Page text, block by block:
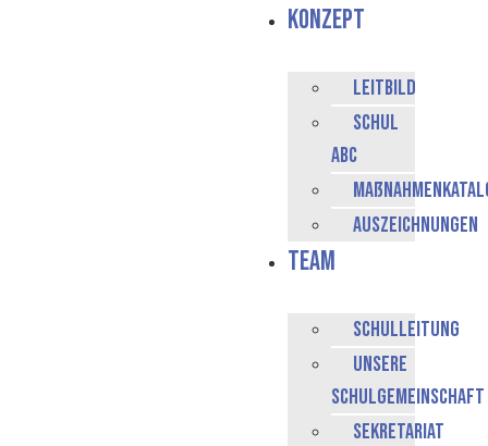
Konzept
Leitbild
Schul
ABC
Auszeichnungen
Team
Schulleitung
Unsere
Schulgemeinschaft
Sekretariat